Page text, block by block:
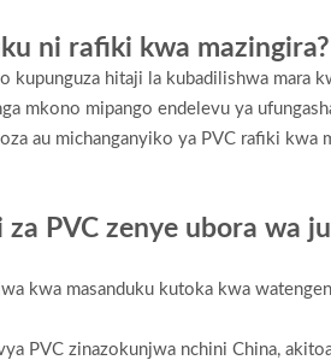
ni rafiki kwa mazingira?
kupunguza hitaji la kubadilishwa mara
mkono mipango endelevu ya
au michanganyiko ya PVC rafiki kwa
PVC zenye ubora wa
kwa masanduku kutoka kwa
PVC zinazokunjwa nchini China,